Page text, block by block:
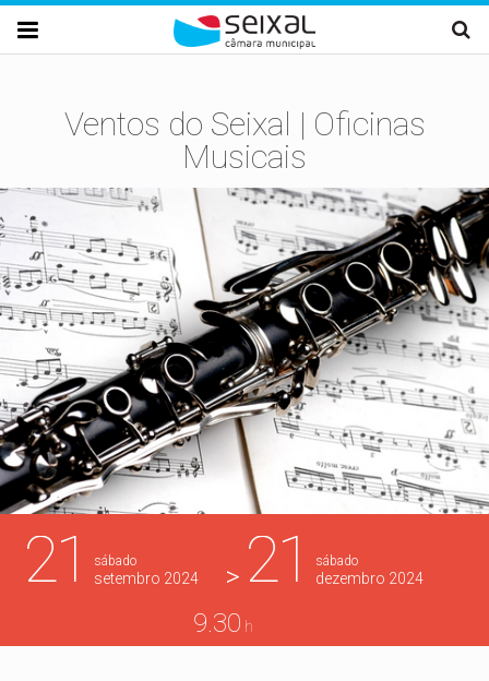
Passar para o conteúdo principal

Ventos do Seixal | Oficinas
Musicais
21 sábado
setembro 2024 > 21 sábado
dezembro 2024
9.30 h